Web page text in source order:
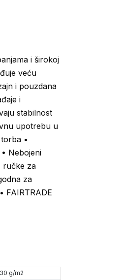
i širokoj
veću
i pouzdana
i
stabilnost
upotrebu u
•
Nebojeni
ručke za
za
FAIRTRADE
g/m2